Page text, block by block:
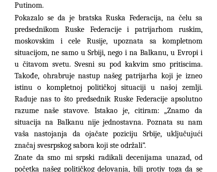
Putinom.
Pokazalo se da je bratska Ruska Federacija, na čelu sa
predsednikom Ruske Federacije i patrijarhom ruskim,
moskovskim i cele Rusije, upoznata sa kompletnom
situacijom, ne samo u Srbiji, nego i na Balkanu, u Evropi i
u čitavom svetu. Svesni su pod kakvim smo pritiscima.
Takođe, ohrabruje nastup našeg patrijarha koji je izneo
istinu o kompletnoj političkoj situaciji u našoj zemlji.
Raduje nas to što predsednik Ruske Federacije apsolutno
razume naše stavove. Istakao je, citiram: „Znamo da
situacija na Balkanu nije jednostavna. Poznata su nam
vaša nastojanja da ojačate poziciju Srbije, uključujući
značaj svesrpskog sabora koji ste održali”.
Znate da smo mi srpski radikali decenijama unazad, od
početka našeg političkog delovanja, bili protiv toga da se